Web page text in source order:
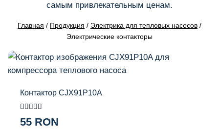
самым привлекательным ценам.
Главная / Продукция / Электрика для тепловых насосов /
Электрические контакторы
Контактор CJX91P10A
Оценка
4.50
55 RON